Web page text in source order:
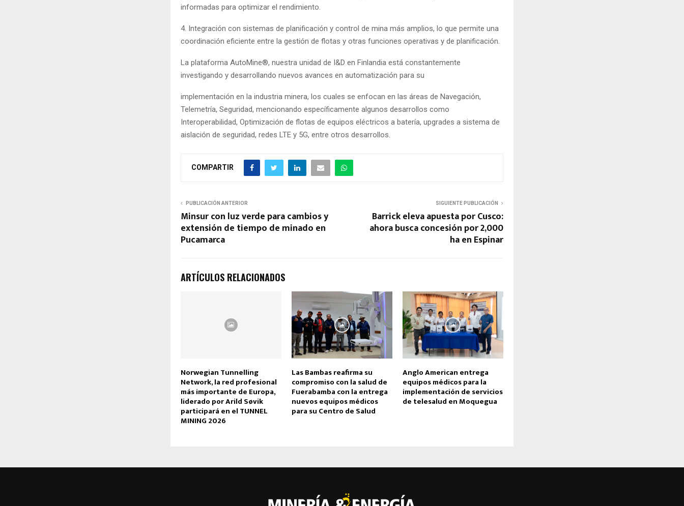
informadas para optimizar el rendimiento.
4. Integración con sistemas de planificación y control de mina más amplios, lo que permite una
coordinación eficiente entre la gestión de flotas y otras funciones operativas y de planificación.
La plataforma AutoMine®, nuestra unidad de I&D en Finlandia está constantemente
investigando y desarrollando nuevos avances en automatización para su
implementación en la industria minera, los cuales se enfocan en las áreas de Navegación,
Telemetría, Seguridad, mencionando específicamente algunos desarrollos como
Interoperabilidad, Optimización de flotas de equipos eléctricos a batería, upgrades a sistema de
aislación de seguridad, redes LTE y 5G, entre otros desarrollos.
COMPARTIR
PUBLICACIÓN ANTERIOR
Minsur con luz verde para cambios y
extensión de tiempo de minado en
Pucamarca
SIGUIENTE PUBLICACIÓN
Barrick eleva apuesta por Cusco:
ahora busca concesión por 2,000
ha en Espinar
ARTÍCULOS RELACIONADOS
Norwegian Tunnelling
Network, la red profesional
más importante de Europa,
liderado por Arild Søvik
participará en el TUNNEL
MINING 2026
Las Bambas reafirma su
compromiso con la salud de
Fuerabamba con la entrega
nuevos equipos médicos
para su Centro de Salud
Anglo American entrega
equipos médicos para la
implementación de servicios
de telesalud en Moquegua